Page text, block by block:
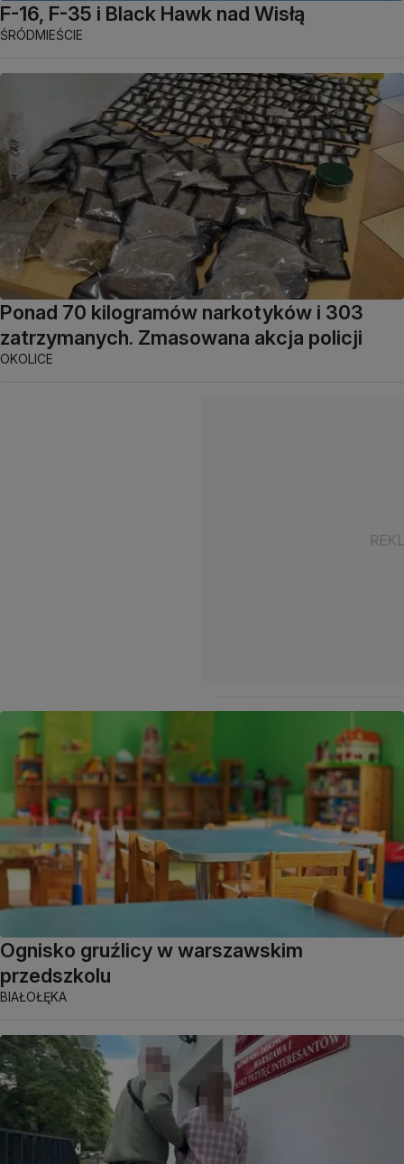
F-16, F-35 i Black Hawk nad Wisłą
ŚRÓDMIEŚCIE
Ponad 70 kilogramów narkotyków i 303
zatrzymanych. Zmasowana akcja policji
OKOLICE
Ognisko gruźlicy w warszawskim
przedszkolu
BIAŁOŁĘKA